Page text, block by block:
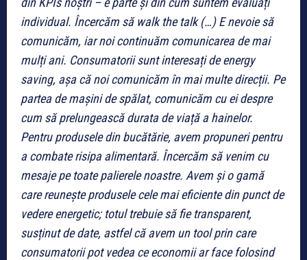
individual. Încercăm să walk the talk (…) E nevoie să
comunicăm, iar noi continuăm comunicarea de mai
mulți ani. Consumatorii sunt interesați de energy
saving, așa că noi comunicăm în mai multe direcții. Pe
partea de mașini de spălat, comunicăm cu ei despre
cum să prelungească durata de viață a hainelor.
Pentru produsele din bucătărie, avem propuneri pentru
a combate risipa alimentară. Încercăm să venim cu
mesaje pe toate palierele noastre. Avem și o gamă
care reunește produsele cele mai eficiente din punct de
vedere energetic; totul trebuie să fie transparent,
susținut de date, astfel că avem un tool prin care
consumatorii pot vedea ce economii ar face folosind